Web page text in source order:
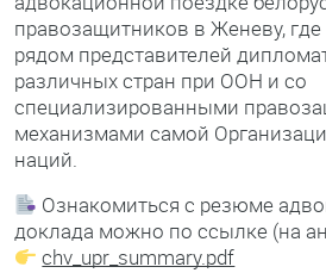
правозащитников в Женеву, где
рядом представителей
различных стран при ООН и со
специализированными
механизмами самой
наций.
Ознакомиться с резюме
доклада можно по ссылке (на
chv_upr_summary.pdf